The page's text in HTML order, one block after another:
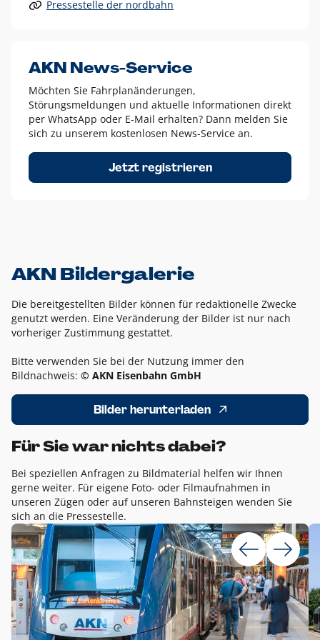
Alle anderen Logo-Varianten dürfen nur in Ausnahmefällen
Diese Ausnahmen sind zum Beispiel:
dem AKN Blau,
weißes Logo auf Fotohintergründen,
schwarzes Logo für reine Schwarz-Weiß-Umsetzungen
Um das Logo herum muss ein Schutzraum von jeweils einer
Höhe bzw. Breite des N aus AKN in alle Richtungen
Pressestelle der nordbahn
AKN News-Service
Möchten Sie Fahrplanänderungen,
Störungsmeldungen und aktuelle Informationen direkt
per WhatsApp oder E-Mail erhalten? Dann melden Sie
sich zu unserem kostenlosen News-Service an.
Jetzt registrieren
AKN Bildergalerie
Die bereitgestellten Bilder können für redaktionelle Zwecke
genutzt werden. Eine Veränderung der Bilder ist nur nach
vorheriger Zustimmung gestattet.
Bitte verwenden Sie bei der Nutzung immer den
Bildnachweis: © AKN Eisenbahn GmbH
Bilder herunterladen
Für Sie war nichts dabei?
Bei speziellen Anfragen zu Bildmaterial helfen wir Ihnen
gerne weiter. Für eigene Foto- oder Filmaufnahmen in
unseren Zügen oder auf unseren Bahnsteigen wenden Sie
sich an die Pressestelle.